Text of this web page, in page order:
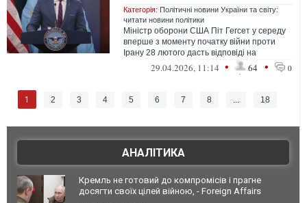
Категорія: Політичні новини України та світу:
читати новини політики
Міністр оборони США Піт Гегсет у середу
вперше з моменту початку війни проти
Ірану 28 лютого дасть відповіді на
запитання законодавців у Конгресі.
29.04.2026, 11:14 • 64 • 0
1 2 3 4 5 6 7 8 ... 18
АНАЛІТИКА
Кремль не готовий до компромісів і прагне
досягти своїх цілей війною, - Foreign Affairs